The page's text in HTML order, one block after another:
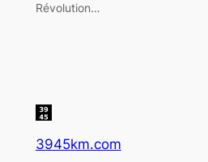
Révolution…
3945km.com